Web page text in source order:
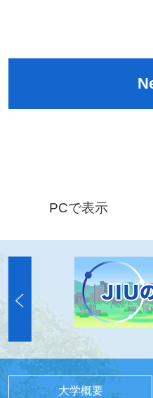
PCで表示
大学概要